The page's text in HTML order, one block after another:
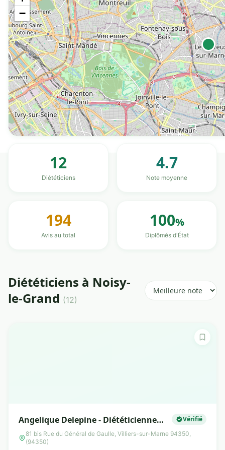
−
12
Diététiciens
4.7
Note moyenne
194
Avis au total
100%
Diplômés d'État
Diététiciens à Noisy-
le-Grand (12)
Angelique Delepine - Diététicienne
Nutritionniste
Vérifié
81 bis Rue du Général de Gaulle, Villiers-sur-Marne 94350,
(94350)